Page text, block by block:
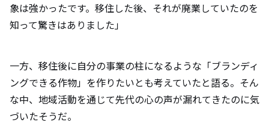
象は強かったです。移住した後、それが廃業していたのを
知って驚きはありました」
一方、移住後に自分の事業の柱になるような「ブランディ
ングできる作物」を作りたいとも考えていたと語る。そん
な中、地域活動を通じて先代の心の声が漏れてきたのに気
づいたそうだ。